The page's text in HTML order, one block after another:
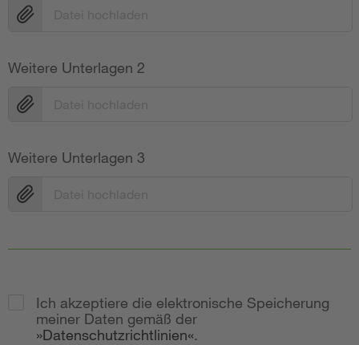
Weitere Unterlagen 2
Weitere Unterlagen 3
Ich akzeptiere die elektronische Speicherung
meiner Daten gemäß der
Datenschutzrichtlinien .